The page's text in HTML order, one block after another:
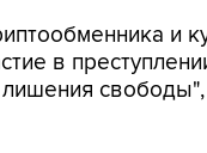
и
в
лишения